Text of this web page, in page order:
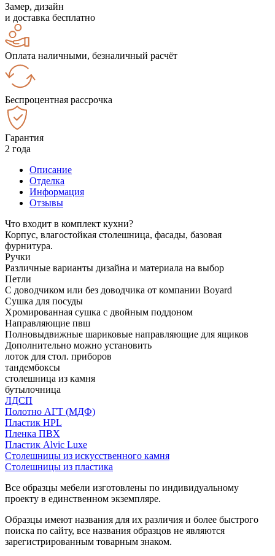
Замер, дизайн
и доставка бесплатно
Оплата наличными, безналичный расчёт
Беспроцентная рассрочка
Гарантия
2 года
Описание
Отделка
Информация
Отзывы
Что входит в комплект кухни?
Корпус, влагостойкая столешница, фасады, базовая
фурнитура.
Ручки
Различные варианты дизайна и материала на выбор
Петли
С доводчиком или без доводчика от компании Boyard
Сушка для посуды
Хромированная сушка с двойным поддоном
Направляющие пвш
Полновыдвижные шариковые направляющие для ящиков
Дополнительно можно установить
лоток для стол. приборов
тандембоксы
столешница из камня
бутылочница
ЛДСП
Полотно АГТ (МДФ)
Пластик HPL
Пленка ПВХ
Пластик Alvic Luxe
Столешницы из искусственного камня
Столешницы из пластика
Все образцы мебели изготовлены по индивидуальному
проекту в единственном экземпляре.
Образцы имеют названия для их различия и более быстрого
поиска по сайту, все названия образцов не являются
зарегистрированным товарным знаком.